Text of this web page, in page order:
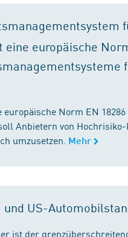
eine europäische
europäische Norm EN
Anbietern von
umzusetzen. Mehr
und US-
ist der